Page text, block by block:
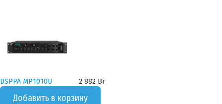
DSPPA MP1010U 2 882 Br
Добавить в корзину